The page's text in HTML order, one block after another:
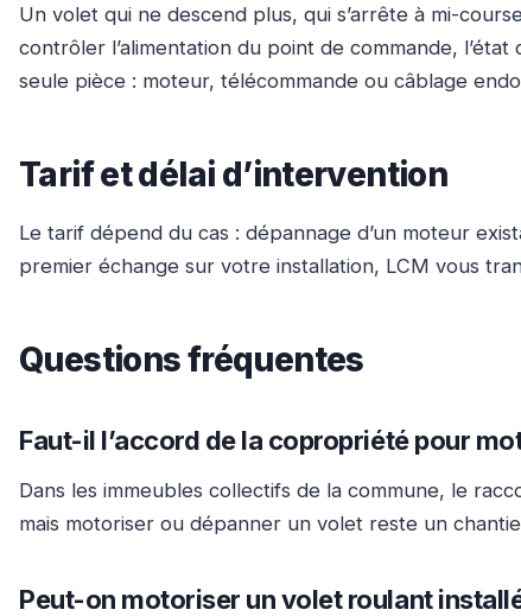
Un volet qui ne descend plus, qui s’arrête à mi-
contrôler l’alimentation du point de commande,
seule pièce : moteur, télécommande ou câblage
Tarif et délai d’intervention
Le tarif dépend du cas : dépannage d’un moteur
premier échange sur votre installation, LCM vous
Questions fréquentes
Faut-il l’accord de la copropriété pour
Dans les immeubles collectifs de la commune, le
mais motoriser ou dépanner un volet reste un
Peut-on motoriser un volet roulant